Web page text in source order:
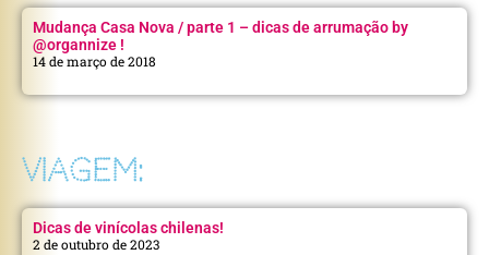
Mudança Casa Nova / parte 1 – dicas de arrumação by
@organnize !
14 de março de 2018
VIAGEM:
Dicas de vinícolas chilenas!
2 de outubro de 2023